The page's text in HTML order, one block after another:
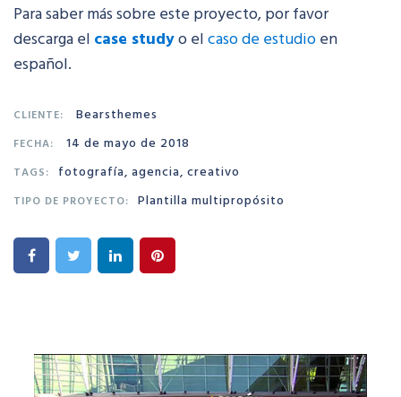
Para saber más sobre este proyecto, por favor
descarga el case studyo elcaso de estudioen
español.
CLIENTE: Bearsthemes
FECHA: 14 de mayo de 2018
TAGS: fotografía, agencia, creativo
TIPO DE PROYECTO: Plantilla multipropósito